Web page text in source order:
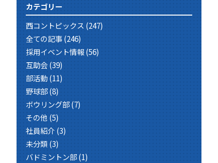
カテゴリー
西コントピックス(247)
全ての記事(246)
採用イベント情報(56)
互助会(39)
部活動(11)
野球部(8)
ボウリング部(7)
その他(5)
社員紹介 (3)
未分類(3)
バドミントン部(1)